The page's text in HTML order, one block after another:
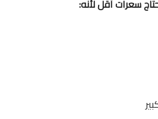
سعرات أقل لأنه: